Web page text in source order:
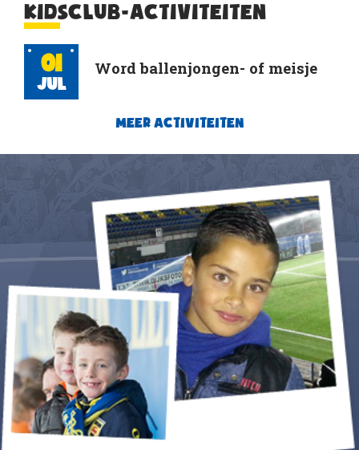
KIDSCLUB-ACTIVITEITEN
01
Jul
Word ballenjongen- of meisje
MEER ACTIVITEITEN